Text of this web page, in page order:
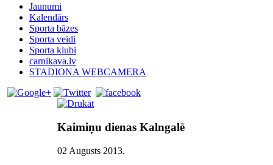
Jaunumi
Kalendārs
Sporta bāzes
Sporta veidi
Sporta klubi
carnikava.lv
STADIONA WEBCAMERA
Kaimiņu dienas Kalngalē
02 Augusts 2013.